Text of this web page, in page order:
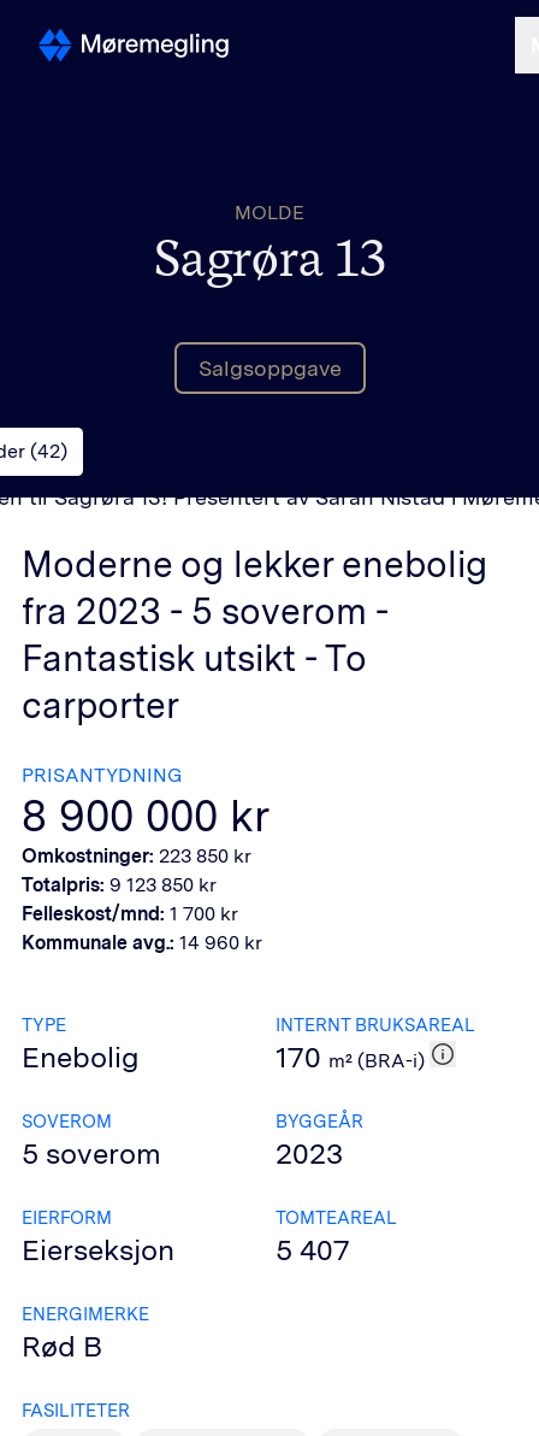
Finn megler
MOLDE
Sagrøra 13
Salgsoppgave
(42)
Moderne og lekker enebolig
fra 2023 - 5 soverom -
Fantastisk utsikt - To
carporter
PRISANTYDNING
8 900 000 kr
Omkostninger: 223 850 kr
Totalpris: 9 123 850 kr
Felleskost/mnd: 1 700 kr
Kommunale avg.: 14 960 kr
TYPE
Enebolig
INTERNT BRUKSAREAL
170 m² (BRA-i)
SOVEROM
5 soverom
BYGGEÅR
2023
EIERFORM
Eierseksjon
TOMTEAREAL
5 407
ENERGIMERKE
Rød B
FASILITETER